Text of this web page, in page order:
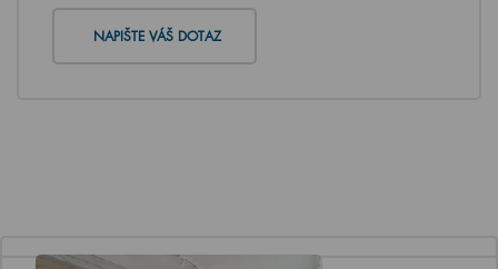
NAPIŠTE VÁŠ DOTAZ